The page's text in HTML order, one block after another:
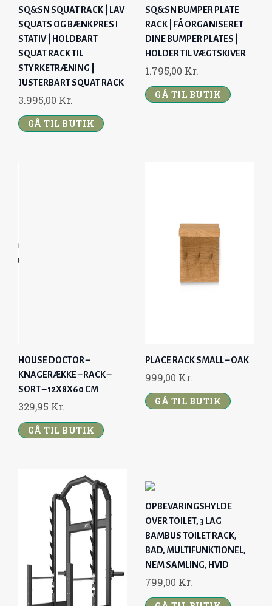
SQ&SN SQUAT RACK | LAV
SQUATS OG BÆNKPRES I
STATIV | HOLDBART
SQUAT RACK TIL
STYRKETRÆNING |
JUSTERBART SQUAT RACK
3.995,00 Kr.
GÅ TIL BUTIK
SQ&SN BUMPER PLATE
RACK | FÅ ORGANISERET
DINE BUMPER PLATES |
HOLDER TIL VÆGTSKIVER
1.795,00 Kr.
GÅ TIL BUTIK
HOUSE DOCTOR –
KNAGERÆKKE – RACK –
SORT – 12X8X60 CM
329,95 Kr.
GÅ TIL BUTIK
PLACE RACK SMALL – OAK
999,00 Kr.
GÅ TIL BUTIK
OPBEVARINGSHYLDE
OVER TOILET, 3 LAG
BAMBUS TOILET RACK,
BAD, MULTIFUNKTIONEL,
NEM SAMLING, HVID
799,00 Kr.